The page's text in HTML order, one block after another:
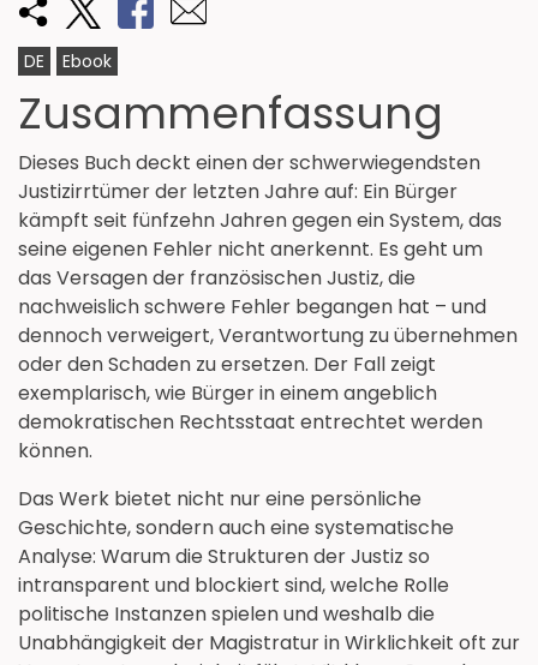
DE Ebook
Zusammenfassung
Dieses Buch deckt einen der schwerwiegendsten
Justizirrtümer der letzten Jahre auf: Ein Bürger
kämpft seit fünfzehn Jahren gegen ein System, das
seine eigenen Fehler nicht anerkennt. Es geht um
das Versagen der französischen Justiz, die
nachweislich schwere Fehler begangen hat – und
dennoch verweigert, Verantwortung zu übernehmen
oder den Schaden zu ersetzen. Der Fall zeigt
exemplarisch, wie Bürger in einem angeblich
demokratischen Rechtsstaat entrechtet werden
können.
Das Werk bietet nicht nur eine persönliche
Geschichte, sondern auch eine systematische
Analyse: Warum die Strukturen der Justiz so
intransparent und blockiert sind, welche Rolle
politische Instanzen spielen und weshalb die
Unabhängigkeit der Magistratur in Wirklichkeit oft zur